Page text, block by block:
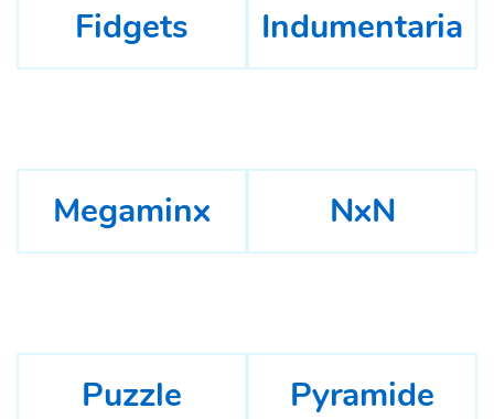
Fidgets Indumentaria
Megaminx NxN
Puzzle Pyramide